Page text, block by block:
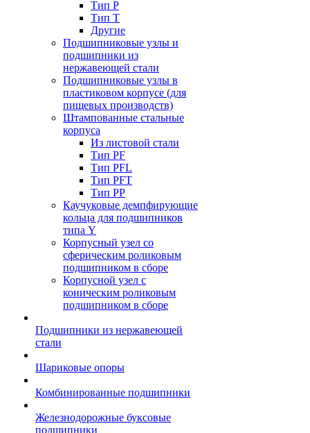
Тип P
Тип T
Другие
Подшипниковые узлы и
подшипники из
нержавеющей стали
Подшипниковые узлы в
пластиковом корпусе (для
пищевых производств)
Штампованные стальные
корпуса
Из листовой стали
Тип PF
Тип PFL
Тип PFT
Тип PP
Каучуковые демпфирующие
кольца для подшипников
типа Y
Корпусный узел со
сферическим роликовым
подшипником в сборе
Корпусной узел с
коническим роликовым
подшипником в сборе
Подшипники из нержавеющей
стали
Шариковые опоры
Комбинированные подшипники
Железнодорожные буксовые
подшипники